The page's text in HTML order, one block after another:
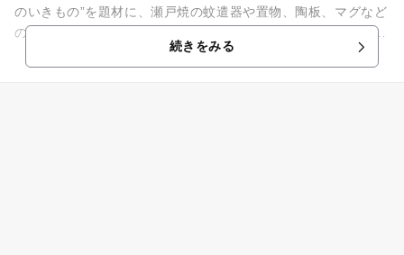
のいきもの”を題材に、瀬戸焼の蚊遣器や置物、陶板、マグなど
の新作を展示します。 陶板の上絵付けで生まれる偶然の色や重
続きをみる